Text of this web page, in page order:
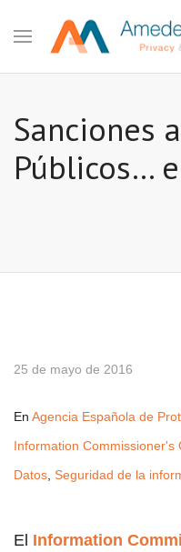
Sanciones
Públicos…
25 de mayo de 2016
En Agencia Española de
Information Commissioner's
Datos Seguridad de la
El Information